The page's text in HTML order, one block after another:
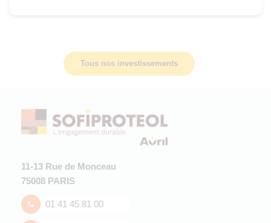
Tous nos investissements
11-13 Rue de Monceau
75008 PARIS
01 41 45 81 00